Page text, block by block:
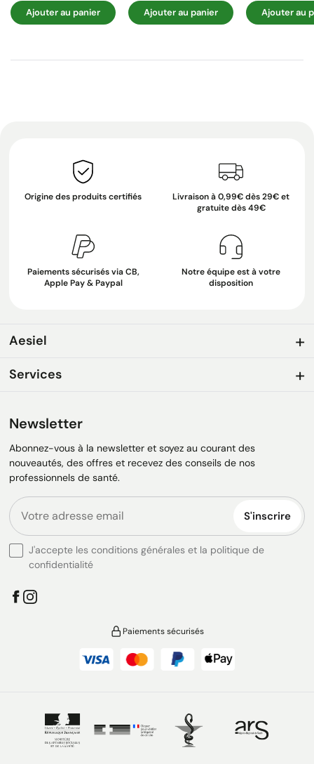
Ajouter au panier Ajouter au panier Ajouter au
Origine des produits certifiés
Livraison à 0,99€ dès 29€ et
gratuite dès 49€
Paiements sécurisés via CB,
Apple Pay & Paypal
Notre équipe est à votre
disposition
Aesiel
Services
Newsletter
Abonnez-vous à la newsletter et soyez au courant des
nouveautés, des offres et recevez des conseils de nos
professionnels de santé.
S'inscrire
J'accepte les conditions générales et la politique de
confidentialité
Paiements sécurisés